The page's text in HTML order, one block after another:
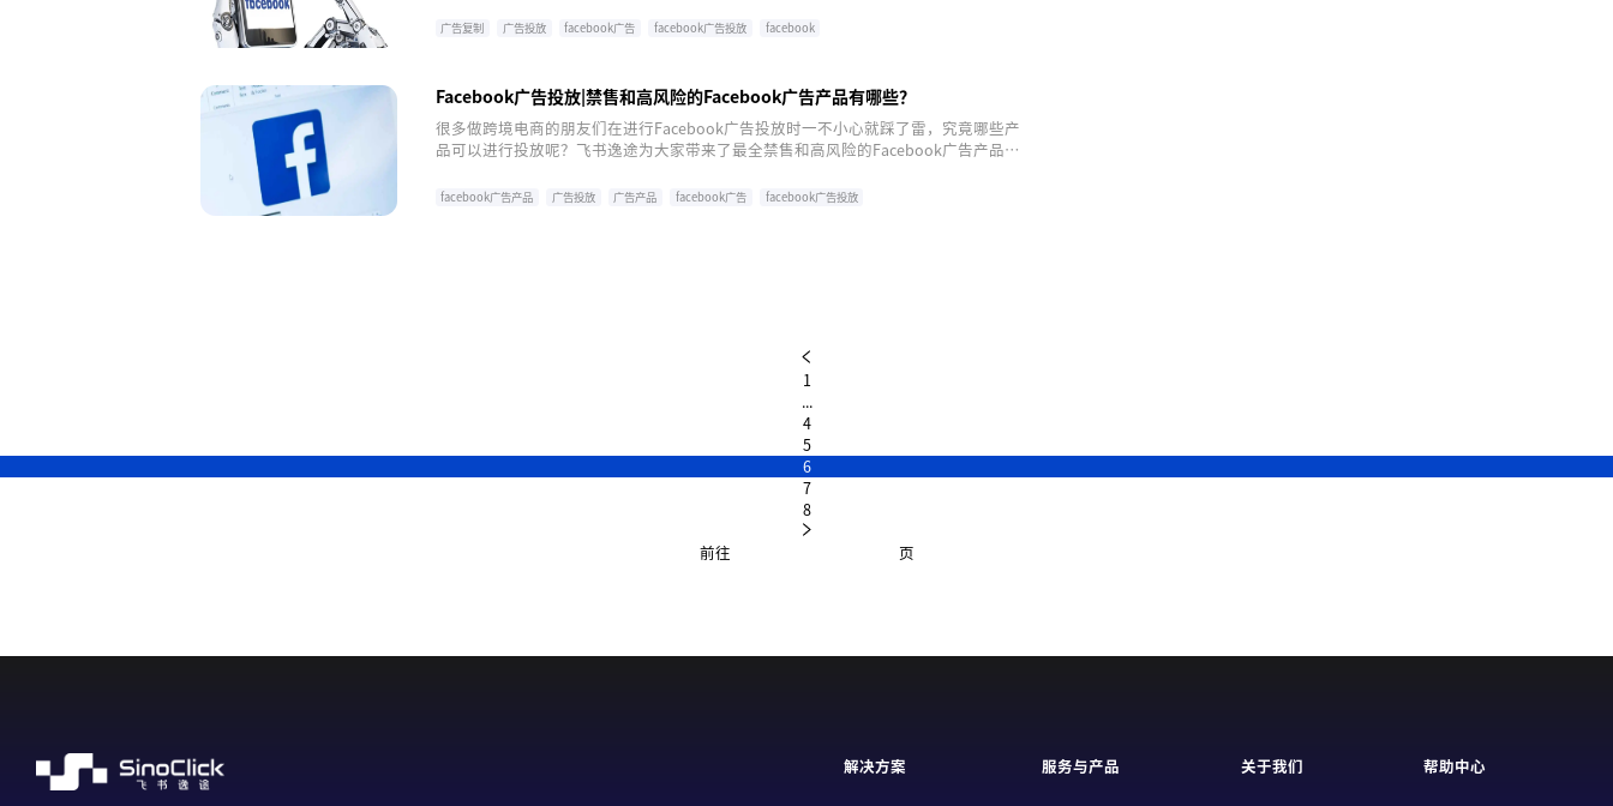
广告复制 广告投放 facebook广告 facebook广告投放 facebook
Facebook广告投放|禁售和高风险的Facebook广告产品有哪些？
很多做跨境电商的朋友们在进行Facebook广告投放时一不小心就踩了雷，究竟哪些产
品可以进行投放呢？飞书逸途为大家带来了最全禁售和高风险的Facebook广告产品，
facebook广告产品 广告投放 广告产品 facebook广告
facebook广告投放
1
...
4
5
6
7
8
前往
页
帮助中心
关于我们
服务与产品
解决方案